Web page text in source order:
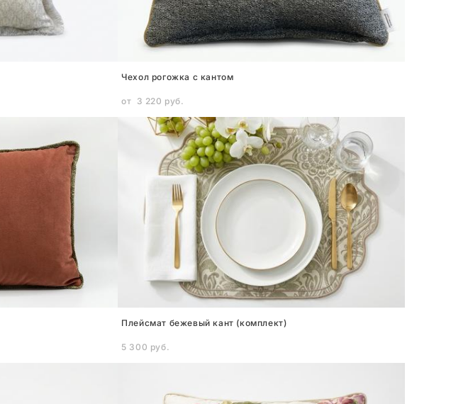
Чехол рогожка с кантом
от 3 220 pуб.
Плейсмат бежевый кант (комплект)
5 300 pуб.